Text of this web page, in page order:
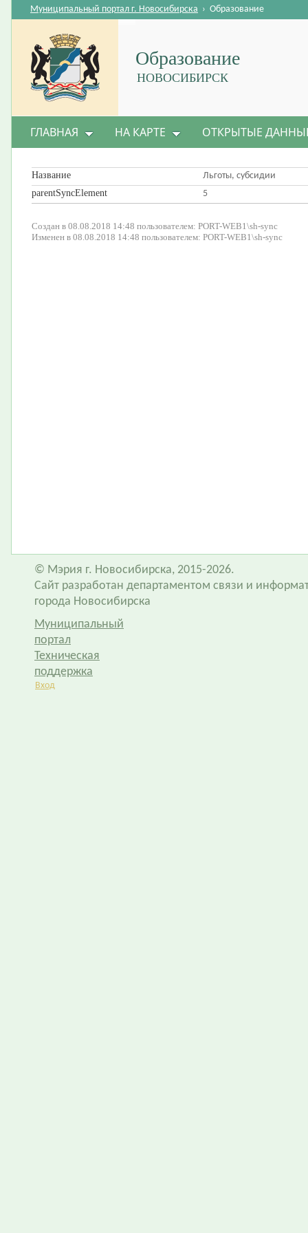
Образование
НОВОСИБИРСК
Муниципальный портал г. Новосибирска › Образование
ГЛАВНАЯ НА КАРТЕ ОТКРЫТЫЕ
Название
Льготы, субсидии
parentSyncElement
5
Создан в 08.08.2018 14:48 пользователем: PORT-WEB1\sh-sync
Изменен в 08.08.2018 14:48 пользователем: PORT-WEB1\sh-sync
© Мэрия г. Новосибирска, 2015-2026.
Сайт разработан департаментом связи и
города Новосибирска
Муниципальный
портал
Техническая
поддержка
Вход